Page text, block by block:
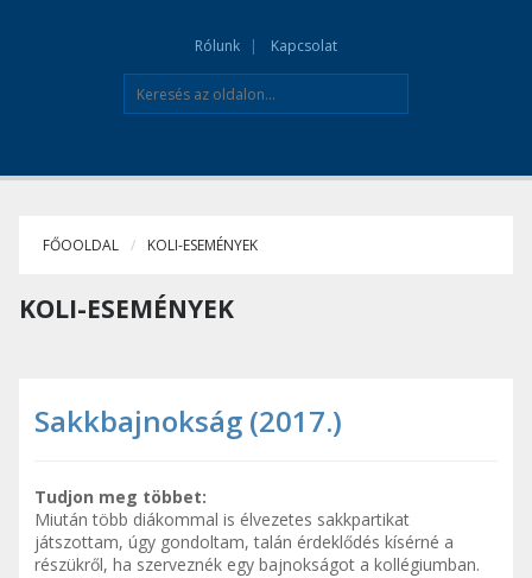
Rólunk Kapcsolat
FŐOOLDAL KOLI-ESEMÉNYEK
KOLI-ESEMÉNYEK
Sakkbajnokság (2017.)
Tudjon meg többet:
Miután több diákommal is élvezetes sakkpartikat
játszottam, úgy gondoltam, talán érdeklődés kísérné a
részükről, ha szerveznék egy bajnokságot a kollégiumban.